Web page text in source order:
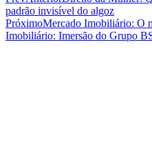
padrão invisível do algoz
PróximoMercado Imobiliário: O
Imobiliário: Imersão do Grupo